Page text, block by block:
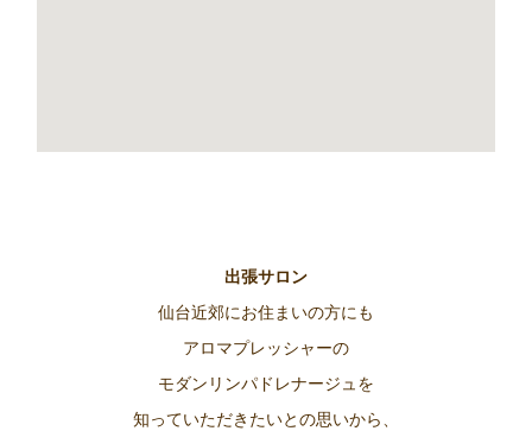
出張サロン
仙台近郊にお住まいの方にも
アロマプレッシャーの
モダンリンパドレナージュを
知っていただきたいとの思いから、